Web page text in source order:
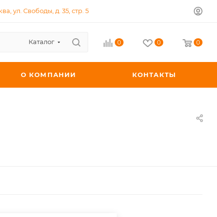
ул. Свободы, д. 35, стр. 5
Каталог 0 0 0
О КОМПАНИИ КОНТАКТЫ